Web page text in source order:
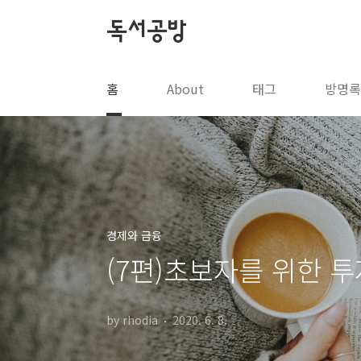
독서공방
홈 About 태그 방명록
경제와 금융
(7편)초보자를 위한
by rhodia 2020. 6. 8.